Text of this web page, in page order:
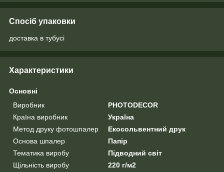
Спосіб упаковки
доставка в тубусі
Характеристики
Основні
Виробник
PHOTODECOR
Країна виробник
Україна
Метод друку фотошпалер
Екосольвентний друк
Основа шпалер
Папір
Тематика виробу
Підводний світ
Щільність виробу
220 г/м2